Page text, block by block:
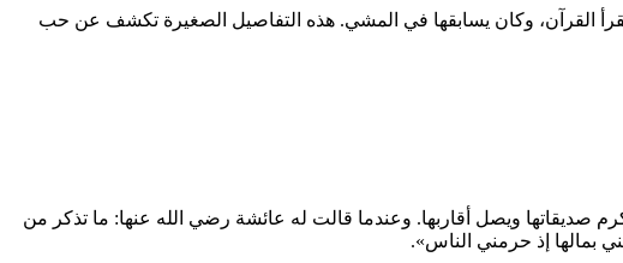
القرآن، وكان يسابقها في المشي. هذه التفاصيل الصغيرة تكشف عن حب
صديقاتها ويصل أقاربها. وعندما قالت له عائشة رضي الله عنها: ما تذكر من
بمالها إذ حرمني الناس».